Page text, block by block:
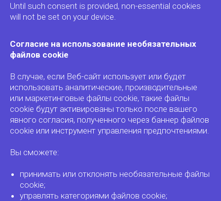
Until such consent is provided, non-essential cookies
will not be set on your device.
Согласие на использование необязательных
файлов cookie
В случае, если Веб-сайт использует или будет
использовать аналитические, производительные
или маркетинговые файлы cookie, такие файлы
cookie будут активированы только после вашего
явного согласия, полученного через баннер файлов
cookie или инструмент управления предпочтениями.
Вы сможете:
принимать или отклонять необязательные файлы
cookie;
управлять категориями файлов cookie;